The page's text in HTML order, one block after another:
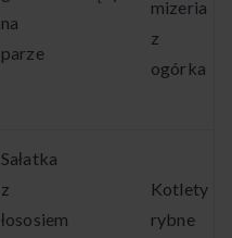
na
parze
mizeria
z
ogórka
Sałatka
z
łososiem
Kotlety
rybne